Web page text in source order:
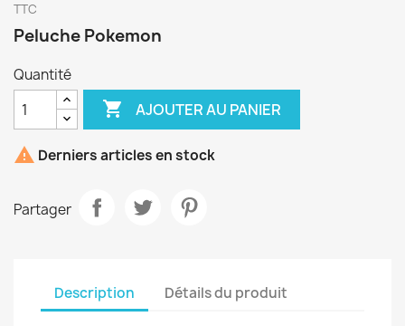
TTC
Peluche Pokemon
Quantité
 AJOUTER AU PANIER
 Derniers articles en stock
Partager
Description Détails du produit